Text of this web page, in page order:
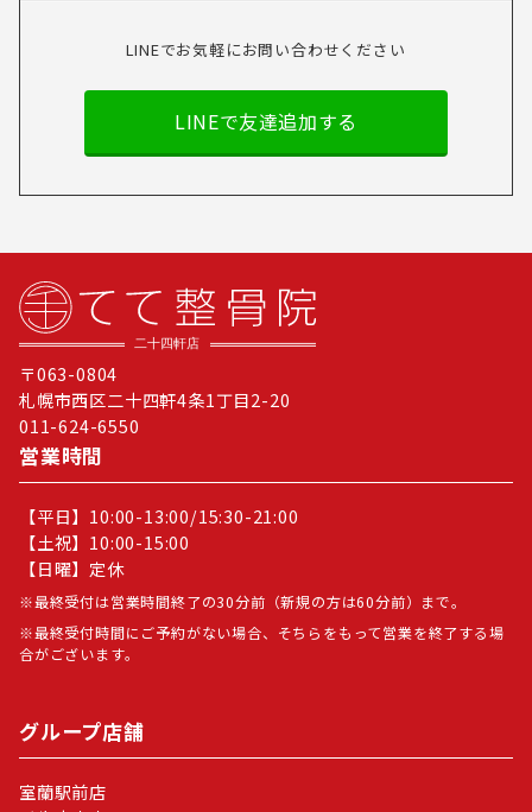
LINEでお気軽にお問い合わせください
LINEで友達追加する
〒063-0804
札幌市西区二十四軒4条1丁目2-20
011-624-6550
営業時間
【平日】10:00-13:00/15:30-21:00
【土祝】10:00-15:00
【日曜】定休
最終受付は営業時間終了の30分前（新規の方は60分前）まで。
最終受付時間にご予約がない場合、そちらをもって営業を終了する場
合がございます。
グループ店舗
室蘭駅前店